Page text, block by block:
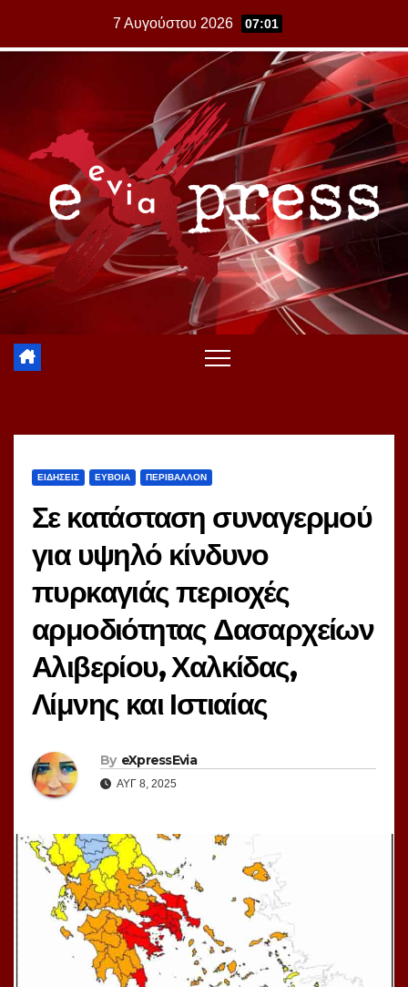
7 Αυγούστου 2026 07:01
ΕΙΔΗΣΕΙΣ ΕΥΒΟΙΑ ΠΕΡΙΒΑΛΛΟΝ
Σε κατάσταση συναγερμού
για υψηλό κίνδυνο
πυρκαγιάς περιοχές
αρμοδιότητας Δασαρχείων
Αλιβερίου, Χαλκίδας,
Λίμνης και Ιστιαίας
By eXpressEvia
ΑΥΓ 8, 2025